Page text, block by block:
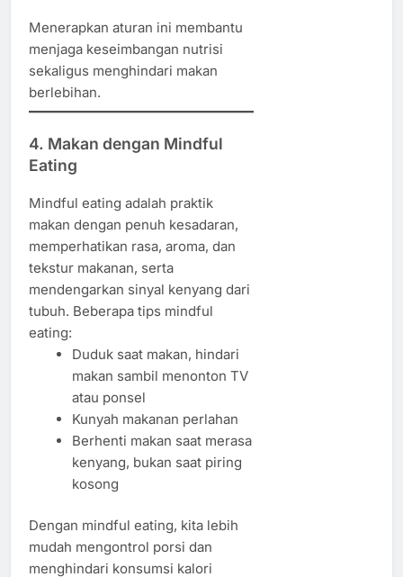
Menerapkan aturan ini membantu
menjaga keseimbangan nutrisi
sekaligus menghindari makan
berlebihan.
4. Makan dengan Mindful
Eating
Mindful eating adalah praktik
makan dengan penuh kesadaran,
memperhatikan rasa, aroma, dan
tekstur makanan, serta
mendengarkan sinyal kenyang dari
tubuh. Beberapa tips mindful
eating:
Duduk saat makan, hindari
makan sambil menonton TV
atau ponsel
Kunyah makanan perlahan
Berhenti makan saat merasa
kenyang, bukan saat piring
kosong
Dengan mindful eating, kita lebih
mudah mengontrol porsi dan
menghindari konsumsi kalori